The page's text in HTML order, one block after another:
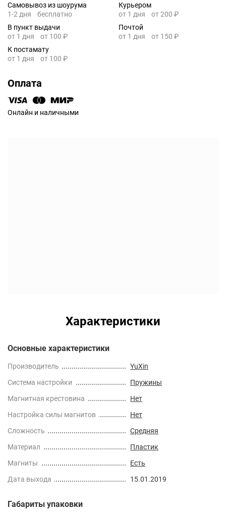
Самовывоз из шоурума
1-2 дня
бесплатно
Курьером
от 1 дня
от 200 ₽
В пункт выдачи
от 1 дня
от 100 ₽
Почтой
от 1 дня
от 150 ₽
К постамату
от 1 дня
от 100 ₽
Оплата
Онлайн и наличными
Характеристики
Основные характеристики
Производитель
YuXin
Cистема настройки
Пружины
Магнитная крестовина
Нет
Настройка силы магнитов
Нет
Сложность
Средняя
Материал
Пластик
Магниты
Есть
Дата выхода
15.01.2019
Габариты упаковки